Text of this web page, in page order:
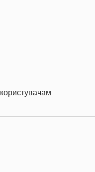
користувачам